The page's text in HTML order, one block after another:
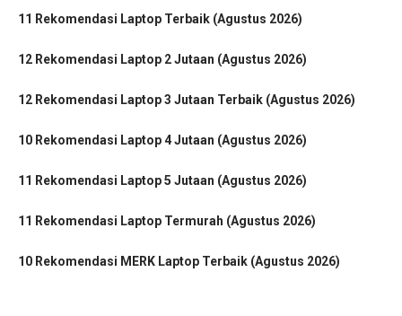
11 Rekomendasi Laptop Terbaik (Agustus 2026)
12 Rekomendasi Laptop 2 Jutaan (Agustus 2026)
12 Rekomendasi Laptop 3 Jutaan Terbaik (Agustus 2026)
10 Rekomendasi Laptop 4 Jutaan (Agustus 2026)
11 Rekomendasi Laptop 5 Jutaan (Agustus 2026)
11 Rekomendasi Laptop Termurah (Agustus 2026)
10 Rekomendasi MERK Laptop Terbaik (Agustus 2026)